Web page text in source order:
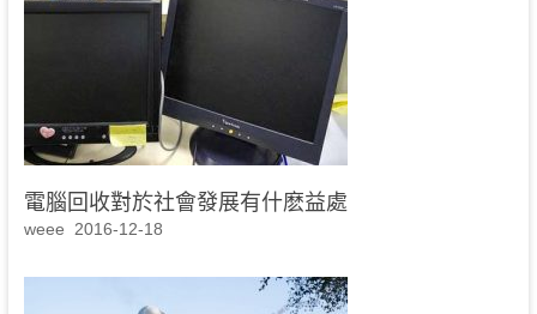
電腦回收對於社會發展有什麽益處
weee 2016-12-18